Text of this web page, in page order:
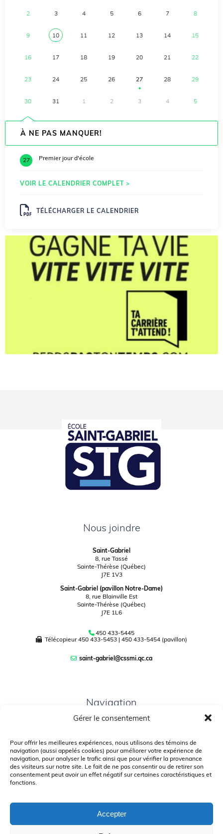
Gérer le consentement
Pour offrir les meilleures expériences, nous utilisons des témoins de
navigation (aussi appelés cookies) pour améliorer votre expérience de
navigation, pour analyser le trafic ainsi que pour vérifier la provenance
des visiteurs sur notre site. Le fait de ne pas consentir ou de retirer son
consentement peut avoir un effet négatif sur certaines caractéristiques et
fonctions.
Accepter
2 3 4 5 6 7 8
9 10 11 12 13 14 15
16 17 18 19 20 21 22
23 24 25 26 27
●
28 29
30 31 1 2 3 4 5
À NE PAS MANQUER!
27 Premier jour d'école
VOIR LE CALENDRIER COMPLET >
TÉLÉCHARGER LE CALENDRIER
.
Nous joindre
Saint-Gabriel
8, rue Tassé
Sainte-Thérèse (Québec)
J7E 1V3
Saint-Gabriel (pavillon Notre-Dame)
8, rue Blainville Est
Sainte-Thérèse (Québec)
J7E 1L6
450 433-5445
Télécopieur450 433-5453| 450 433-5454 (pavillon)
saint-gabriel@cssmi.qc.ca
Navigation
PORTAIL PARENTS
PLAINTE – SERVICE À L’ÉLÈVE
POLITIQUE DE CONFIDENTIALITÉ